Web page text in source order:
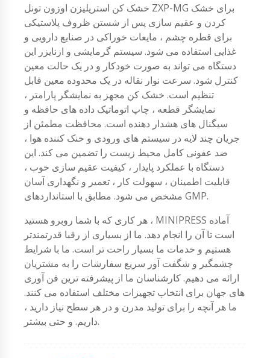
خشک کن استریلیزن اوزون تونل ZXP-MG برای خشک
کردن و عقیم سازی پس از شستن ظروف پلاستیکی
برای قطره چشم ، مایعات خوراکی در صنایع دارویی و
غذایی استفاده می شود. سیستم گرمایشی و ازنایزر این
دستگاه می تواند به صورت خودکار و در یک حالت معین
کنترل شود. سرعت نوار نقاله در یک محدوده معین قابل
تنظیم است. خشک کن مجهز به نمایشگر پارامتر ،
نمایشگر قطعه ، چاپ اتوماتیک داده های حافظه و
سیگنال های هشدار دهنده است. محافظت مطمئن از
جریان چند لایه در سیستم های ورودی و خنک کننده هوا ،
ضد عفونی کامل محیط زیست را تضمین می کند. این
دستگاه با عملکرد پایدار ، کیفیت عقیم سازی خوب ،
قابلیت اطمینان ، سهولت کار ، تعمیر و نگهداری آسان
مشخص می شود. مطابق با استانداردهای GMP.
هر کاری که با شما روبرو هستید ، MINIPRESS آماده
است تا آن را انجام دهد. ما از بسیاری از رقبا قدرتمندتر
هستیم و خدمات ما بسیار راحت تر است. ما با شرایط
چشمگیر و شگفت آور سریع سفارشات را به مشتریان
ارائه می دهیم. کارشناسان ما از پیشرفته ترین فن آوری
های جهان برای انتخاب تجهیزات مختلف استفاده می کنند.
ما هر آنچه را برای تولید مدرن و در هر سطح نیاز دارید ،
داریم. و حتی بیشتر.